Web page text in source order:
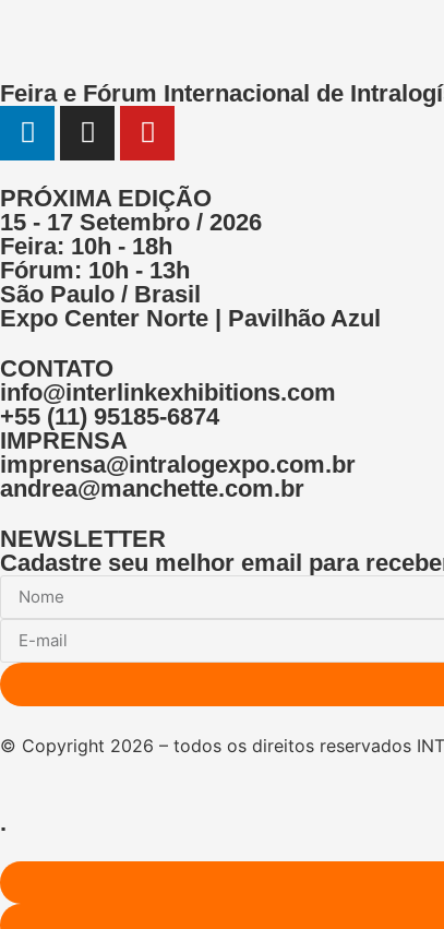
Feira e Fórum Internacional de
PRÓXIMA EDIÇÃO
15 - 17 Setembro / 2026
Feira: 10h - 18h
Fórum: 10h - 13h
São Paulo / Brasil
Expo Center Norte | Pavilhão Azul
CONTATO
info@interlinkexhibitions.com
+55 (11) 95185-6874
IMPRENSA
imprensa@intralogexpo.com.br
andrea@manchette.com.br
NEWSLETTER
Cadastre seu melhor email para
© Copyright 2026 – todos os direitos reservados
.